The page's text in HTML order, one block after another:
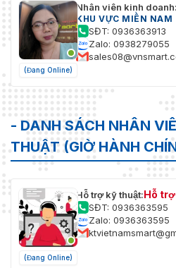
(Đang Online)
Nhân viên kinh doanh:
KHU VỰC MIỀN NAM
SĐT: 0936363913
Zalo: 0938279055
- DANH SÁCH NHÂN
THUẬT (GIỜ HÀNH
(Đang Online)
Hỗ trợ kỹ thuật:Hỗ
SĐT: 0936363595
Zalo: 0936363595